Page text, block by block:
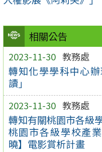
相關公告
2023-11-30 教務處
轉知化學學科中心
讀」
2023-11-30 教務處
轉知有關桃園市各級
桃園市各級學校產
曉】電影賞析計畫